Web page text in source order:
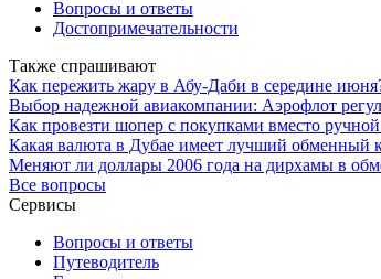
Вопросы и ответы
Достопримечательности
Также спрашивают
Как пережить жару в Абу-Даби в середине
Выбор надежной авиакомпании: Аэрофлот
Как провезти шопер с покупками вместо
Какая валюта в Дубае имеет лучший
Меняют ли доллары 2006 года на дирхамы в
Все вопросы
Сервисы
Вопросы и ответы
Путеводитель